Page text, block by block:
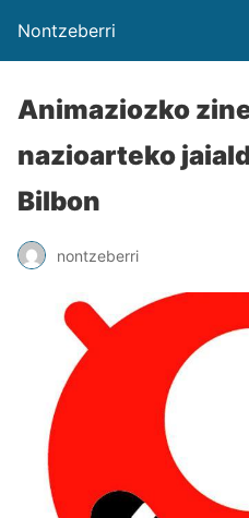
Nontzeberri
Animaziozko
nazioarteko
Bilbon
nontzeberri